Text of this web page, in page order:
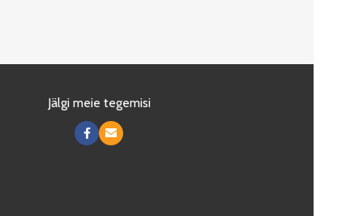
Jälgi meie tegemisi